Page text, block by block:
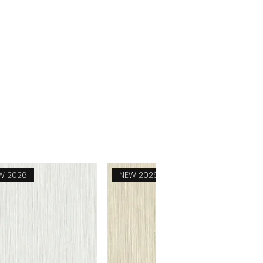
2026 NEW 2026